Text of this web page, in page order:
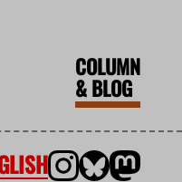
COLUMN
&BLOG